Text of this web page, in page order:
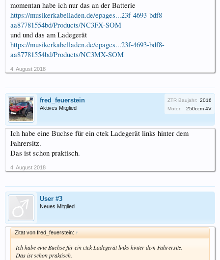
momentan habe ich nur das an der Batterie
https://musikerkabelladen.de/epages...23f-4693-bdf8-
aa87781554bd/Products/NC3FX-SOM
und und das am Ladegerät
https://musikerkabelladen.de/epages...23f-4693-bdf8-
aa87781554bd/Products/NC3MX-SOM
4. August 2018
fred_feuerstein
Aktives Mitglied
ZTR Baujahr: 2016
Motor:
250ccm 4V
Ich habe eine Buchse für ein ctek Ladegerät links hinter dem
Fahrersitz.
Das ist schon praktisch.
4. August 2018
User #3
Neues Mitglied
Zitat von fred_feuerstein: ↑
Ich habe eine Buchse für ein ctek Ladegerät links hinter dem Fahrersitz.
Das ist schon praktisch.